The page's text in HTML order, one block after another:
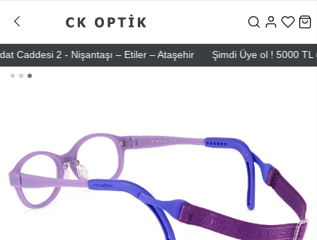
2 - Nişantaşı – Etiler – Ataşehir Şimdi Üye ol ! 5000 TL